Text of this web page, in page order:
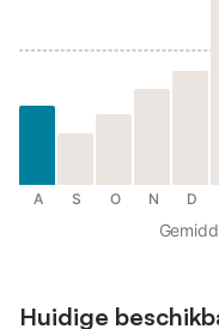
A S O N D
Huidige